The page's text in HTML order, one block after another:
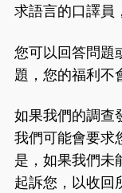
求語言的口譯員
您可以回答問題
題，您的福利不
如果我們的調查
我們可能會要求
是，如果我們未
起訴您，以收回